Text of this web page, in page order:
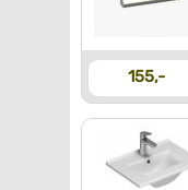
155,-